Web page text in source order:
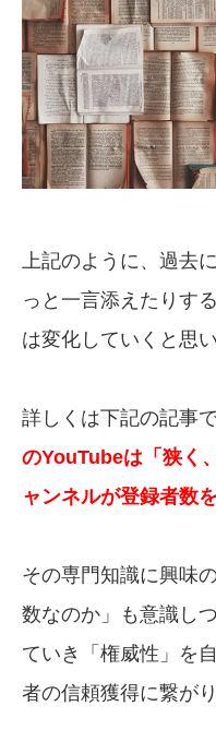
上記のように、過去
っと一言添えたりす
は変化していくと思い
詳しくは下記の記事
のYouTubeは「狭く
ャンネルが登録者数
その専門知識に興味
数なのか」も意識し
ていき「権威性」を
者の信頼獲得に繋がり